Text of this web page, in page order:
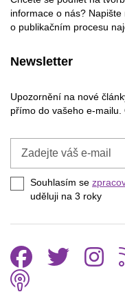
informace o nás? Napište
o publikačním procesu
Newsletter
Upozornění na nové
přímo do vašeho e-mailu.
e-
mail
Souhlasím se
uděluji na 3 roky